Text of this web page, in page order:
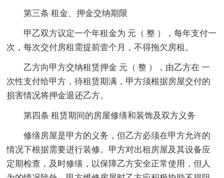
第三条 租金、押金交纳期限
甲乙双方议定一个年租金为 元（ 整 ），每年支付一
次，每次交付房租需提前壹个月，不得拖欠房租。
乙方向甲方交纳租赁押金 元（ 整 ），由乙方在 一
次性支付给甲方，待租赁期满，甲方须根据房屋交付的
损害情况将押金退还乙方。
第四条 租赁期间的房屋修缮和装饰及双方义务
修缮房屋是甲方的义务，但乙方必须在甲方允许的
情况下根据需要进行装修。甲方对出租房屋及其设备应
定期检查，及时修缮，以保障乙方安全正常使用，但人